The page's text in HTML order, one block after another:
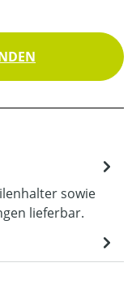
sowie
lieferbar.